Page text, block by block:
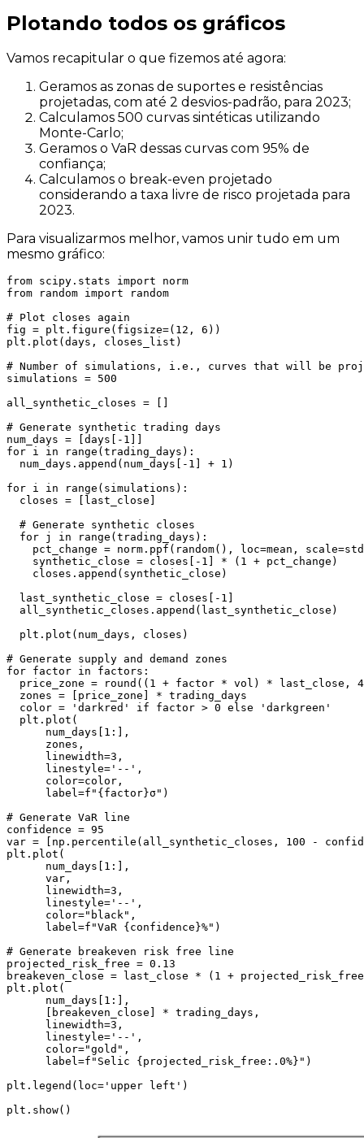
Plotando todos os gráficos
Vamos recapitular o que fizemos até agora:
Geramos as zonas de suportes e resistências
projetadas, com até 2 desvios-padrão, para 2023;
Calculamos 500 curvas sintéticas utilizando
Monte-Carlo;
Geramos o VaR dessas curvas com 95% de
confiança;
Calculamos o break-even projetado
considerando a taxa livre de risco projetada para
2023.
Para visualizarmos melhor, vamos unir tudo em um
mesmo gráfico:
from scipy.stats import norm
from random import random
# Plot closes again
fig = plt.figure(figsize=(12, 6))
plt.plot(days, closes_list)
# Number of simulations, i.e., curves that will be
simulations = 500
all_synthetic_closes = []
# Generate synthetic trading days
num_days = [days[-1]]
for i in range(trading_days):
  num_days.append(num_days[-1] + 1)
for i in range(simulations):
  closes = [last_close]
  # Generate synthetic closes
  for j in range(trading_days):
pct_change = norm.ppf(random(), loc=mean,
    synthetic_close = closes[-1] * (1 + pct_change)
    closes.append(synthetic_close)
  last_synthetic_close = closes[-1]
  all_synthetic_closes.append(last_synthetic_close)
  plt.plot(num_days, closes)
# Generate supply and demand zones
for factor in factors:
price_zone = round((1 + factor * vol) * last_close,
  zones = [price_zone] * trading_days
  color = 'darkred' if factor > 0 else 'darkgreen'
  plt.plot(
      num_days[1:],
      zones,
      linewidth=3,
      linestyle='--',
      color=color,
      label=f"{factor}σ")
# Generate VaR line
confidence = 95
var = [np.percentile(all_synthetic_closes, 100 -
plt.plot(
      num_days[1:],
      var,
      linewidth=3,
      linestyle='--',
      color="black",
      label=f"VaR {confidence}%")
# Generate breakeven risk free line
projected_risk_free = 0.13
breakeven_close = last_close * (1 +
plt.plot(
      num_days[1:],
      [breakeven_close] * trading_days,
      linewidth=3,
      linestyle='--',
      color="gold",
      label=f"Selic {projected_risk_free:.0%}")
plt.legend(loc='upper left')
plt.show()